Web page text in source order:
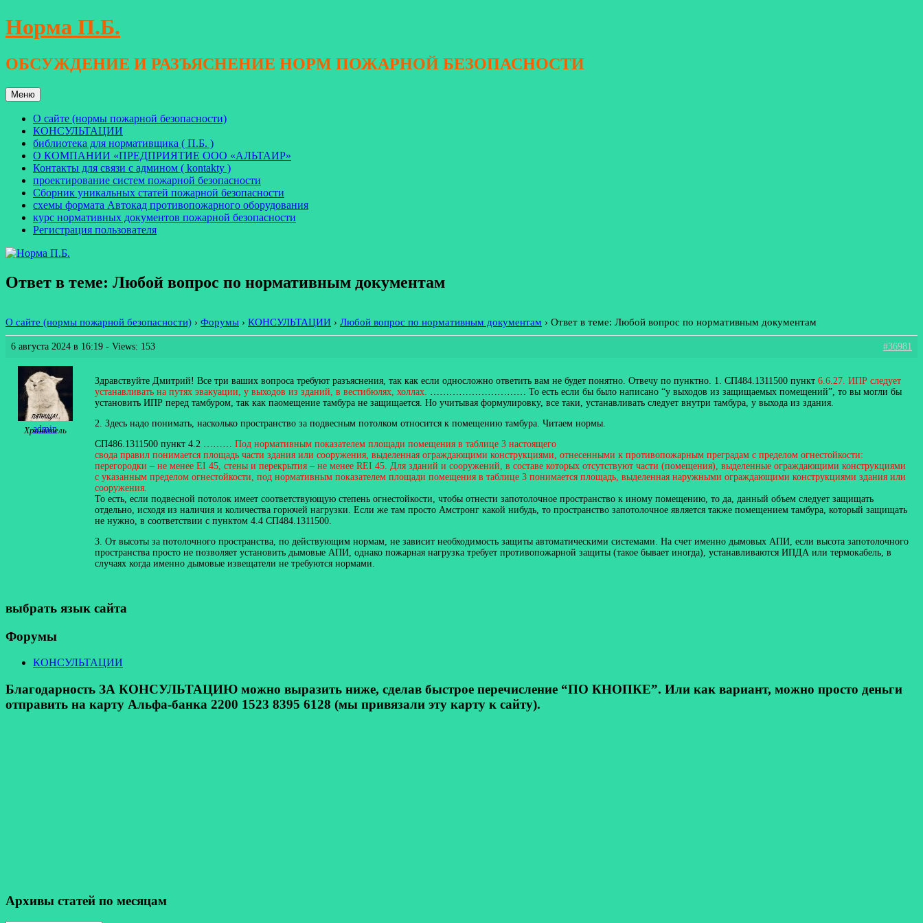
Перейти
к
Норма П.Б.
ОБСУЖДЕНИЕ И РАЗЪЯСНЕНИЕ НОРМ ПОЖАРНОЙ БЕЗОПАСНОСТИ
Меню
О сайте (нормы пожарной безопасности)
КОНСУЛЬТАЦИИ
библиотека для нормативщика ( П.Б. )
О КОМПАНИИ «ПРЕДПРИЯТИЕ ООО «АЛЬТАИР»
Контакты для связи с админом ( kontakty )
проектирование систем пожарной безопасности
Сборник уникальных статей пожарной безопасности
схемы формата Автокад противопожарного оборудования
курс нормативных документов пожарной безопасности
Регистрация пользователя
Ответ в теме: Любой вопрос по нормативным документам
О сайте (нормы пожарной безопасности) › Форумы › КОНСУЛЬТАЦИИ › Любой вопрос по нормативным документам › Ответ в теме: Любой вопрос по нормативным документам
6 августа 2024 в 16:19 - Views: 153 #36981
admin
Хранитель
Здравствуйте Дмитрий! Все три ваших вопроса требуют разъяснения, так как если односложно ответить вам не будет понятно. Отвечу по пунктно. 1. СП484.1311500 пункт 6.6.27. ИПР следует
устанавливать на путях эвакуации, у выходов из зданий, в вестибюлях, холлах.
………………………… То есть если бы было написано “у выходов из защищаемых помещений”, то вы могли бы
установить ИПР перед тамбуром, так как паомещение тамбура не защищается. Но учитывая формулировку, все таки, устанавливать следует внутри тамбура, у выхода из здания.
2. Здесь надо понимать, насколько пространство за подвесным потолком относится к помещению тамбура. Читаем нормы.
СП486.1311500 пункт 4.2 ……… Под нормативным показателем площади помещения в таблице 3 настоящего
свода правил понимается площадь части здания или сооружения, выделенная ограждающими конструкциями, отнесенными к противопожарным преградам с пределом огнестойкости:
перегородки – не менее EI 45, стены и перекрытия – не менее REI 45. Для зданий и сооружений, в составе которых отсутствуют части (помещения), выделенные ограждающими конструкциями
с указанным пределом огнестойкости, под нормативным показателем площади помещения в таблице 3 понимается площадь, выделенная наружными ограждающими конструкциями здания или
сооружения.
То есть, если подвесной потолок имеет соответствующую степень огнестойкости, чтобы отнести запотолочное пространство к иному помещению, то да, данный объем следует защищать
отдельно, исходя из наличия и количества горючей нагрузки. Если же там просто Амстронг какой нибудь, то пространство запотолочное является также помещением тамбура, который защищать
не нужно, в соответствии с пунктом 4.4 СП484.1311500.
3. От высоты за потолочного пространства, по действующим нормам, не зависит необходимость защиты автоматическими системами. На счет именно дымовых АПИ, если высота запотолочного
пространства просто не позволяет установить дымовые АПИ, однако пожарная нагрузка требует противопожарной защиты (такое бывает иногда), устанавливаются ИПДА или термокабель, в
случаях когда именно дымовые извещатели не требуются нормами.
выбрать язык сайта
Форумы
КОНСУЛЬТАЦИИ
Благодарность ЗА КОНСУЛЬТАЦИЮ можно выразить ниже, сделав быстрое перечисление “ПО КНОПКЕ”. Или как вариант, можно просто деньги
отправить на карту Альфа-банка 2200 1523 8395 6128 (мы привязали эту карту к сайту).
Архивы статей по месяцам